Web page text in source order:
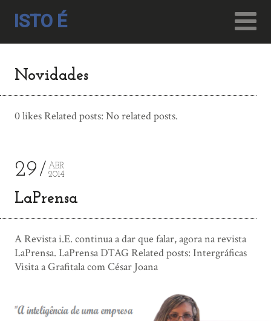
ISTO É
Novidades
0 likes Related posts: No related posts.
29
ABR
2014
LaPrensa
A Revista i.E. continua a dar que falar, agora na revista
LaPrensa. LaPrensa DTAG Related posts: Intergráficas
Visita a Grafitala com César Joana